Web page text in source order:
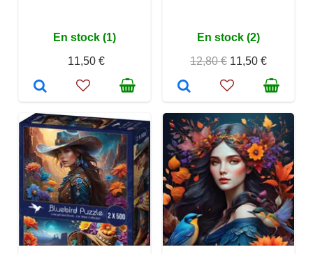
En stock (1)
11,50 €
En stock (2)
12,80 € 11,50 €